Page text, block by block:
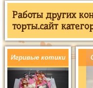
Работы других
торты.сайт
Игривые котики